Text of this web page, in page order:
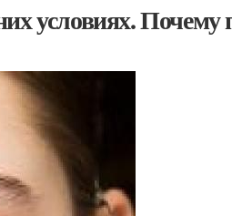
условиях. Почему